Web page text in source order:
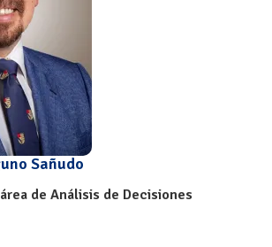
Sañudo
de Análisis de Decisiones